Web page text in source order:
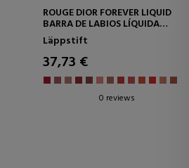
ROUGE DIOR FOREVER LIQUID
BARRA DE LABIOS LÍQUIDA
QUE NO TRANSFIERE
Läppstift
37,73 €
0 reviews